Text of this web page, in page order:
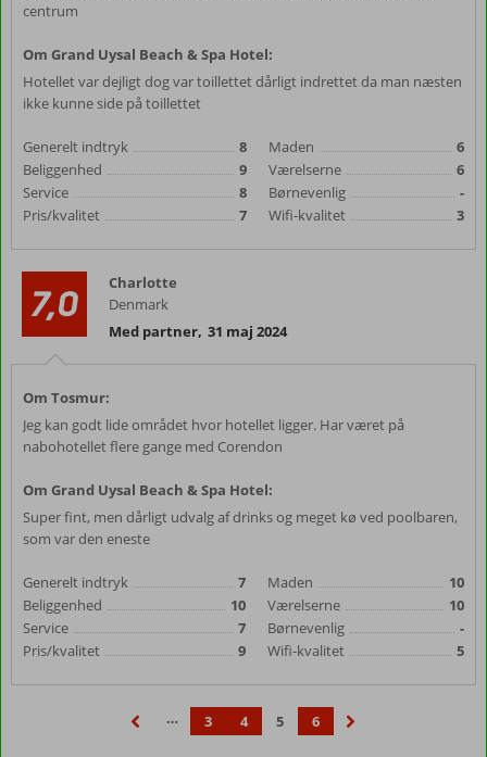
centrum
Om Grand Uysal Beach & Spa Hotel:
Hotellet var dejligt dog var toillettet dårligt indrettet da man næsten
ikke kunne side på toillettet
Generelt indtryk
8
Beliggenhed
9
Service
8
Pris/kvalitet
7
Maden
6
Værelserne
6
Børnevenlig
-
Wifi-kvalitet
3
7,0
Charlotte
Denmark
Med partner, 31 maj 2024
Om Tosmur:
Jeg kan godt lide området hvor hotellet ligger. Har været på
nabohotellet flere gange med Corendon
Om Grand Uysal Beach & Spa Hotel:
Super fint, men dårligt udvalg af drinks og meget kø ved poolbaren,
som var den eneste
Generelt indtryk
7
Beliggenhed
10
Service
7
Pris/kvalitet
9
Maden
10
Værelserne
10
Børnevenlig
-
Wifi-kvalitet
5
… 3 4 5
6